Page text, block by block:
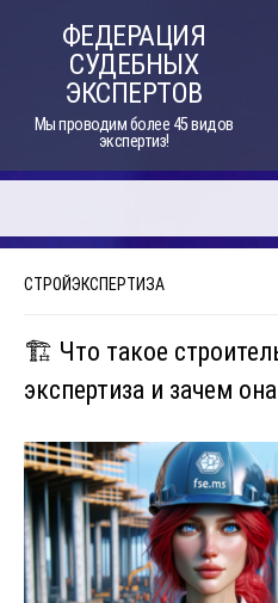
ФЕДЕРАЦИЯ
СУДЕБНЫХ
ЭКСПЕРТОВ
Мы проводим более 45 видов
экспертиз!
СТРОЙЭКСПЕРТИЗА
🏗️ Что такое
экспертиза и зачем